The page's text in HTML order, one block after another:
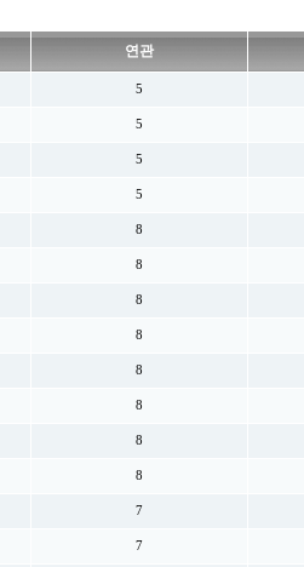
연관
5
5
5
5
8
8
8
8
8
8
8
8
7
7